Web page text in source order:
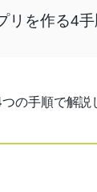
リを作る4
の手順で解説